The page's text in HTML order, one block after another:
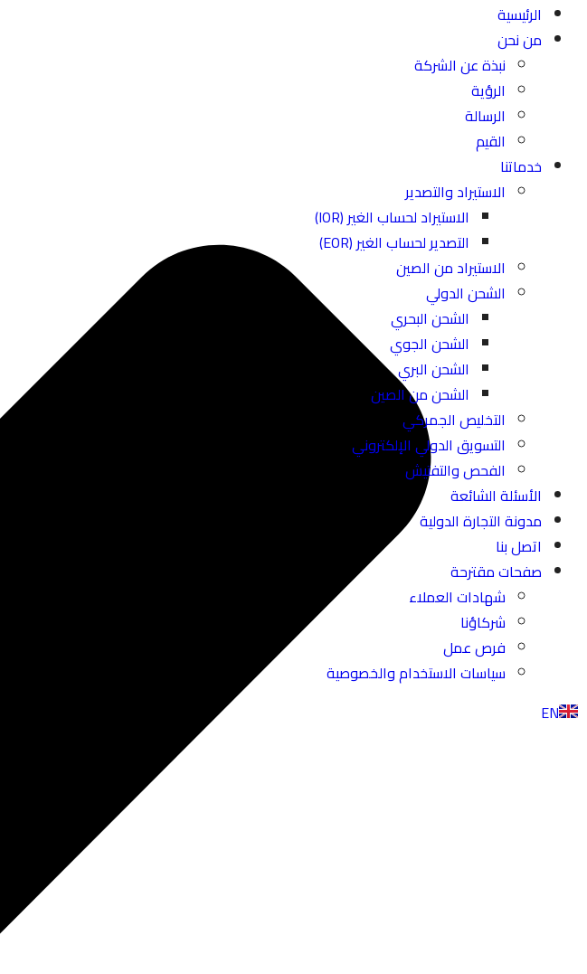
الرئيسية
من نحن
نبذة عن الشركة
الرؤية
الرسالة
القيم
خدماتنا
الاستيراد والتصدير
الاستيراد لحساب الغير (IOR)
التصدير لحساب الغير (EOR)
الاستيراد من الصين
الشحن الدولي
الشحن البحري
الشحن الجوي
الشحن البري
الشحن من الصين
التخليص الجمركي
التسويق الدولي الإلكتروني
الفحص والتفتيش
الأسئلة الشائعة
مدونة التجارة الدولية
اتصل بنا
صفحات مقترحة
شهادات العملاء
شركاؤنا
فرص عمل
سياسات الاستخدام والخصوصية
EN